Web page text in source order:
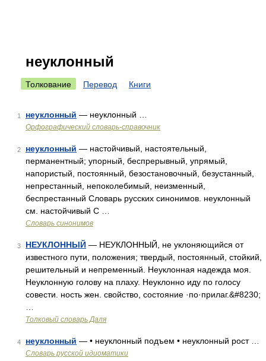
неуклонный
Толкование Перевод Книги
1 неуклонный — неуклонный …
Орфографический словарь-справочник
2 неуклонный — настойчивый, настоятельный,
перманентный; упорный, беспрерывный, упрямый,
напористый, постоянный, безостановочный, безустанный,
непрестанный, непоколебимый, неизменный,
беспрестанный Словарь русских синонимов. неуклонный
см. настойчивый С …
Словарь синонимов
3 НЕУКЛОННЫЙ — НЕУКЛОННЫЙ, не уклоняющийся от
известного пути, положения; твердый, постоянный, стойкий,
решительный и непременный. Неуклонная надежда моя.
Неуклонную голову на плаху. Неуклонно иду по голосу
совести. ность жен. свойство, состояние ·по·прилаг.&#8230;
Толковый словарь Даля
4 неуклонный — • неуклонный подъем • неуклонный рост …
Словарь русской идиоматики